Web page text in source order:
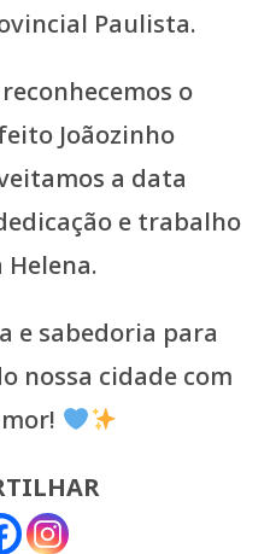
Paulista.
o
Joãozinho
a data
e trabalho
e sabedoria para
nossa cidade com